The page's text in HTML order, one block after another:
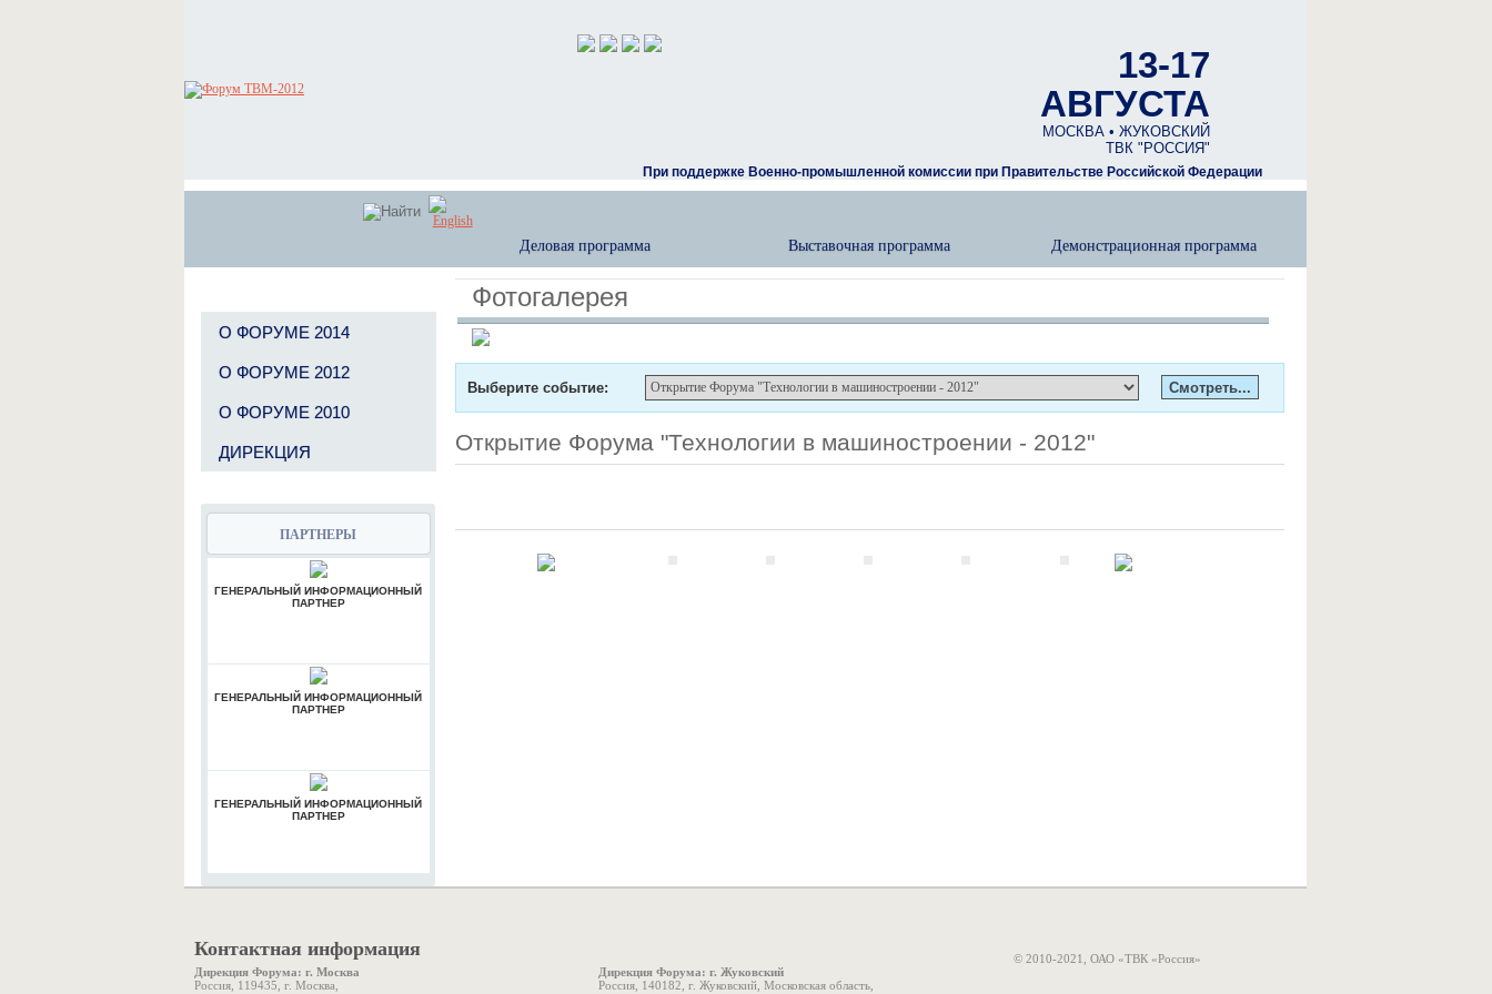
13-17
АВГУСТА
МОСКВА • ЖУКОВСКИЙ
ТВК "РОССИЯ"
При поддержке Военно-промышленной комиссии при Правительстве Российской Федерации
Деловая программа Выставочная программа Демонстрационная программа
О ФОРУМЕ 2014
О ФОРУМЕ 2012
О ФОРУМЕ 2010
ДИРЕКЦИЯ
ПАРТНЕРЫ
ГЕНЕРАЛЬНЫЙ ИНФОРМАЦИОННЫЙ
ПАРТНЕР
ГЕНЕРАЛЬНЫЙ ИНФОРМАЦИОННЫЙ
ПАРТНЕР
ГЕНЕРАЛЬНЫЙ ИНФОРМАЦИОННЫЙ
ПАРТНЕР
Фотогалерея
Выберите событие:
Открытие Форума "Технологии в машиностроении - 2012"
Контактная информация
Дирекция Форума: г. Москва
Россия, 119435, г. Москва,
Дирекция Форума: г. Жуковский
Россия, 140182, г. Жуковский, Московская область,
© 2010-2021, ОАО «ТВК «Россия»